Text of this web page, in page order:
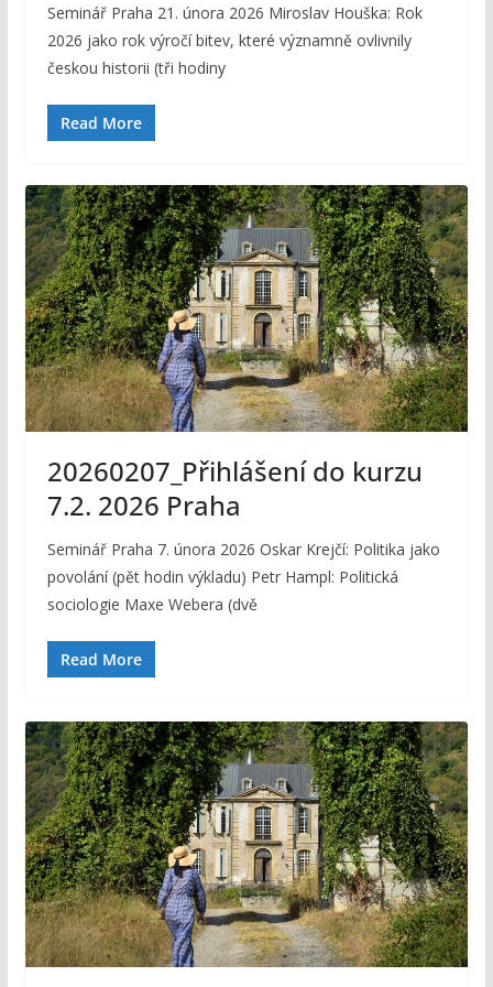
Seminář Praha 21. února 2026 Miroslav Houška: Rok
2026 jako rok výročí bitev, které významně ovlivnily
českou historii (tři hodiny
Read More
20260207_Přihlášení do kurzu
7.2. 2026 Praha
Seminář Praha 7. února 2026 Oskar Krejčí: Politika jako
povolání (pět hodin výkladu) Petr Hampl: Politická
sociologie Maxe Webera (dvě
Read More